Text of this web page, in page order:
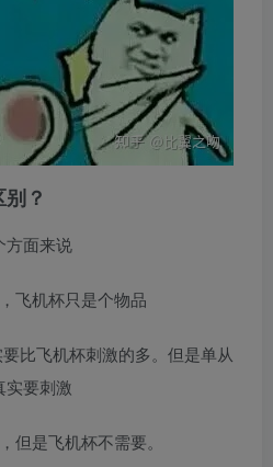
？
方面来说
飞机杯只是个物品
比飞机杯刺激的多。但是单从
实要刺激
但是飞机杯不需要。